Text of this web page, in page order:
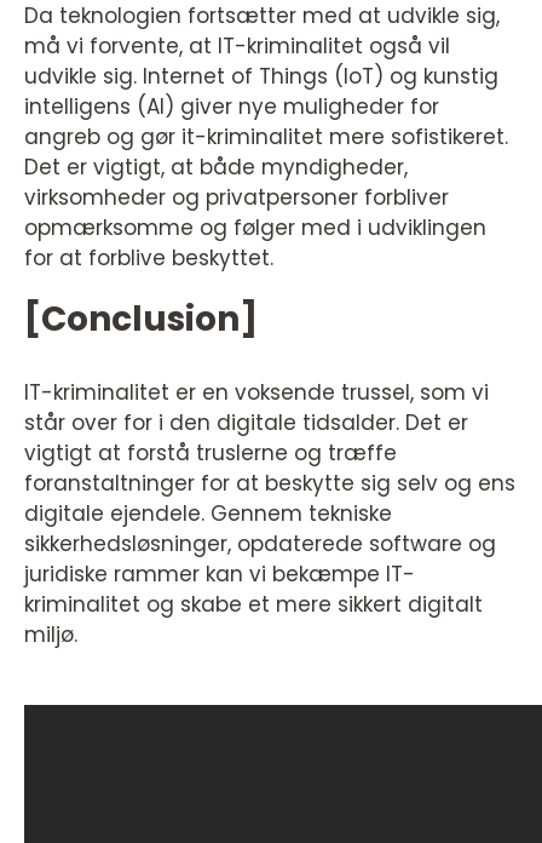
Da teknologien fortsætter med at udvikle sig,
må vi forvente, at IT-kriminalitet også vil
udvikle sig. Internet of Things (IoT) og kunstig
intelligens (AI) giver nye muligheder for
angreb og gør it-kriminalitet mere sofistikeret.
Det er vigtigt, at både myndigheder,
virksomheder og privatpersoner forbliver
opmærksomme og følger med i udviklingen
for at forblive beskyttet.
[Conclusion]
IT-kriminalitet er en voksende trussel, som vi
står over for i den digitale tidsalder. Det er
vigtigt at forstå truslerne og træffe
foranstaltninger for at beskytte sig selv og ens
digitale ejendele. Gennem tekniske
sikkerhedsløsninger, opdaterede software og
juridiske rammer kan vi bekæmpe IT-
kriminalitet og skabe et mere sikkert digitalt
miljø.